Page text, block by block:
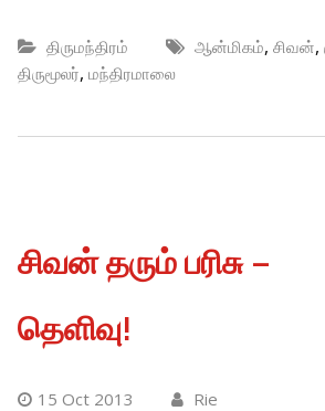
திருமந்திரம் ஆன்மிகம், சிவன்,
திருமூலர், மந்திரமாலை
சிவன் தரும் பரிசு –
தெளிவு!
15 Oct 2013 Rie